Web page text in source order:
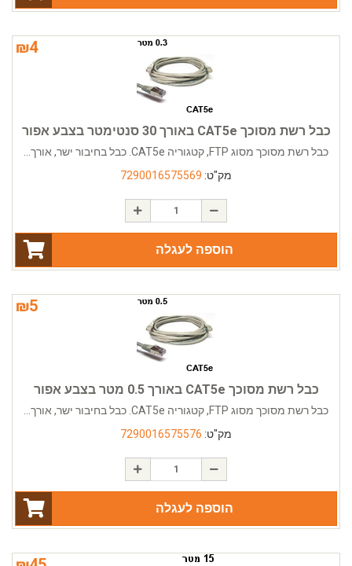
₪4
כבל רשת מסוכך CAT5e באורך 30 סנטימטר בצבע אפור
כבל רשת מסוכך מסוג FTP, קטגוריה CAT5e. כבל בחיבור ישר, אורך...
מק"ט: 7290016575569
הוספה לעגלה
₪5
כבל רשת מסוכך CAT5e באורך 0.5 מטר בצבע אפור
כבל רשת מסוכך מסוג FTP, קטגוריה CAT5e. כבל בחיבור ישר, אורך...
מק"ט: 7290016575576
הוספה לעגלה